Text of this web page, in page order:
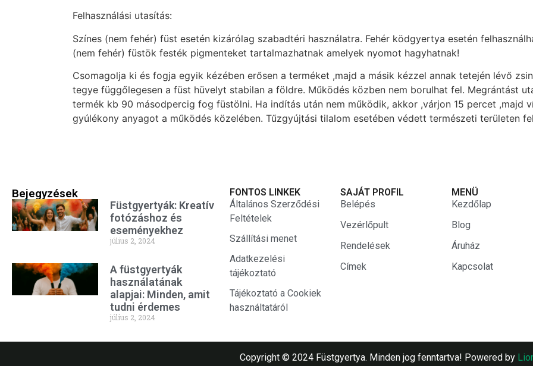
Felhasználási utasítás:
Színes (nem fehér) füst esetén kizárólag szabadtéri használatra. Fehér ködgyertya esetén
(nem fehér) füstök festék pigmenteket tartalmazhatnak amelyek nyomot hagyhatnak!
Csomagolja ki és fogja egyik kézében erősen a terméket ,majd a másik kézzel annak tetején lévő
tegye függőlegesen a füst hüvelyt stabilan a földre. Működés közben nem borulhat fel. Megrántást
termék kb 90 másodpercig fog füstölni. Ha indítás után nem működik, akkor ,várjon 15 percet ,majd
gyúlékony anyagot a működés közelében. Tűzgyújtási tilalom esetében védett természeti területen
Bejegyzések
Füstgyertyák: Kreatív
fotózáshoz és
eseményekhez
július 2, 2024
A füstgyertyák
használatának
alapjai: Minden, amit
tudni érdemes
július 2, 2024
FONTOS LINKEK
Általános Szerződési
Feltételek
Szállítási menet
Adatkezelési
tájékoztató
Tájékoztató a Cookiek
használtatáról
SAJÁT PROFIL
Belépés
Vezérlőpult
Rendelések
Címek
MENÜ
Kezdőlap
Blog
Áruház
Kapcsolat
Copyright © 2024 Füstgyertya. Minden jog fenntartva! Powered by